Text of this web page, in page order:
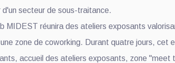
d'un secteur de sous-traitance.
MIDEST réunira des ateliers exposants
une zone de coworking. Durant quatre jours,
accueil des ateliers exposants, zone